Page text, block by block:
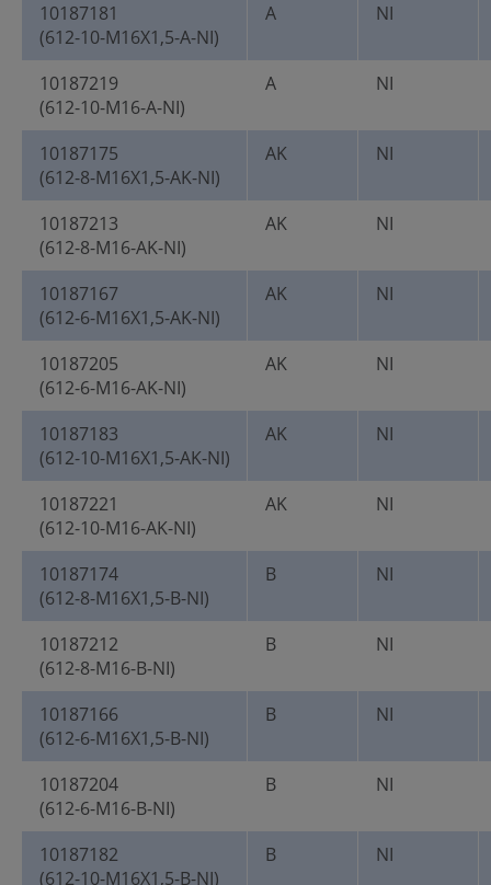
10187181
(612-10-M16X1,5-A-NI)
A NI
10187219
(612-10-M16-A-NI)
A NI
10187175
(612-8-M16X1,5-AK-NI)
AK NI
10187213
(612-8-M16-AK-NI)
AK NI
10187167
(612-6-M16X1,5-AK-NI)
AK NI
10187205
(612-6-M16-AK-NI)
AK NI
10187183
(612-10-M16X1,5-AK-NI)
AK NI
10187221
(612-10-M16-AK-NI)
AK NI
10187174
(612-8-M16X1,5-B-NI)
B NI
10187212
(612-8-M16-B-NI)
B NI
10187166
(612-6-M16X1,5-B-NI)
B NI
10187204
(612-6-M16-B-NI)
B NI
10187182
(612-10-M16X1,5-B-NI)
B NI